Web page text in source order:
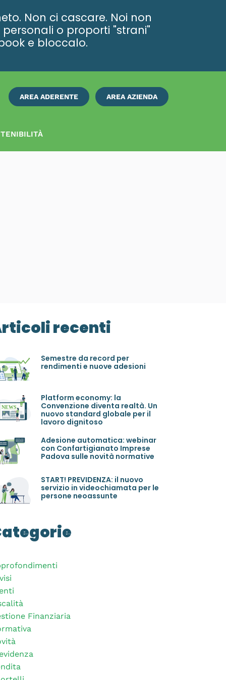
Non ci cascare. Noi non
o proporti "strani"
e bloccalo.
AREA ADERENTE AREA AZIENDA
ISCRIVITI
recenti
Semestre da record per
rendimenti e nuove adesioni
Platform economy: la
Convenzione diventa realtà. Un
nuovo standard globale per il
lavoro dignitoso
Adesione automatica: webinar
con Confartigianato Imprese
Padova sulle novità normative
START! PREVIDENZA: il nuovo
servizio in videochiamata per le
persone neoassunte
Finanziaria